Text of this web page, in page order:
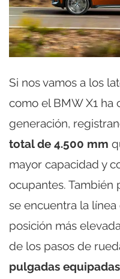
Si nos vamos a los
como el BMW X1 ha
generación,
total de 4.500 mm
mayor capacidad y
ocupantes.
se encuentra la
posición más
de los pasos de
pulgadas